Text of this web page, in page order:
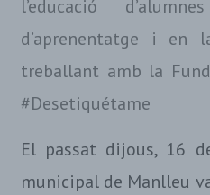
l’educació
d’aprenentatge i en
treballant amb la
#Desetiquétame
El passat dijous, 16
municipal de Manlleu